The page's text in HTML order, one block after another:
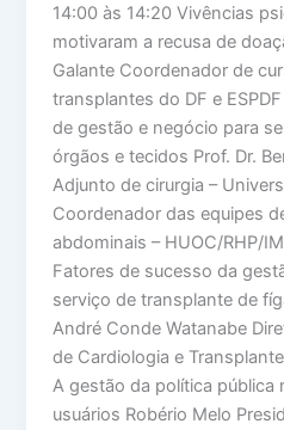
14:00 às 14:20 Vivências
motivaram a recusa de
Galante Coordenador de
transplantes do DF e
de gestão e negócio para
órgãos e tecidos Prof. Dr.
Adjunto de cirurgia –
Coordenador das equipes
abdominais – HUOC/RHP/
Fatores de sucesso da
serviço de transplante de
André Conde Watanabe
de Cardiologia e
A gestão da política pública
usuários Robério Melo